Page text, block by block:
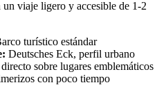
viaje ligero y accesible de 1-2
turístico estándar
Deutsches Eck, perfil urbano
sobre lugares emblemáticos
con poco tiempo